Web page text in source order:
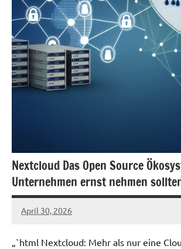
Nextcloud Das Open Source
Unternehmen ernst nehmen
April 30, 2026
admin
„`html Nextcloud: Mehr als nur eine